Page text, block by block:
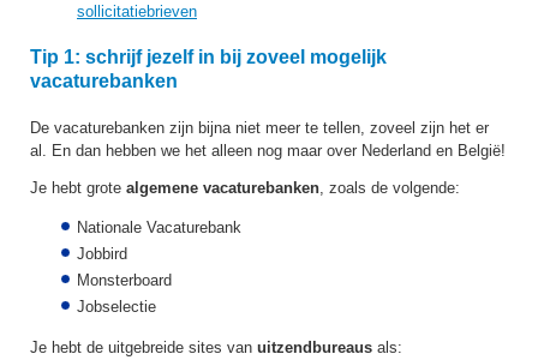
sollicitatiebrieven
Tip 1: schrijf jezelf in bij zoveel mogelijk
vacaturebanken
De vacaturebanken zijn bijna niet meer te tellen, zoveel zijn het er
al. En dan hebben we het alleen nog maar over Nederland en België!
Je hebt grote algemene vacaturebanken, zoals de volgende:
Nationale Vacaturebank
Jobbird
Monsterboard
Jobselectie
Je hebt de uitgebreide sites van uitzendbureaus als: